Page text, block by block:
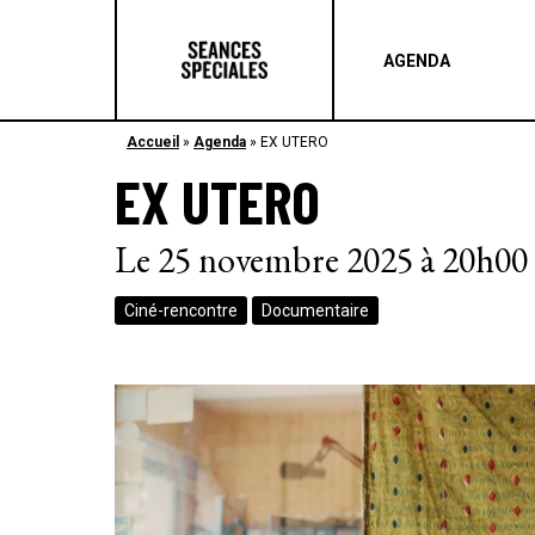
AGENDA
Accueil » Agenda » EX UTERO
EX UTERO
Le 25 novembre 2025 à 20h00
Ciné-rencontre Documentaire